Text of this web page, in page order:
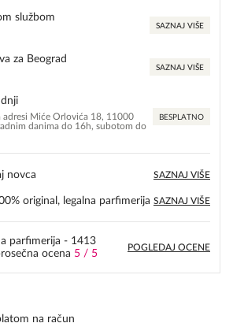
službom
SAZNAJ VIŠE
za Beograd
SAZNAJ VIŠE
adresi Miće Orlovića 18, 11000
danima do 16h, subotom do
BESPLATNO
novca SAZNAJ VIŠE
original, legalna parfimerija SAZNAJ VIŠE
parfimerija - 1413
ocena 5 / 5
POGLEDAJ OCENE
na račun